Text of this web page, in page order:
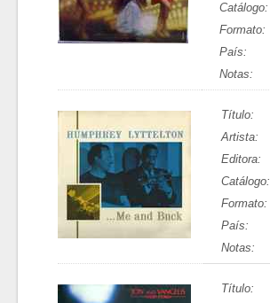
Catálogo:
Formato:
País:
Notas:
Título:
Artista:
Editora:
Catálogo:
Formato:
País:
Notas:
Título: